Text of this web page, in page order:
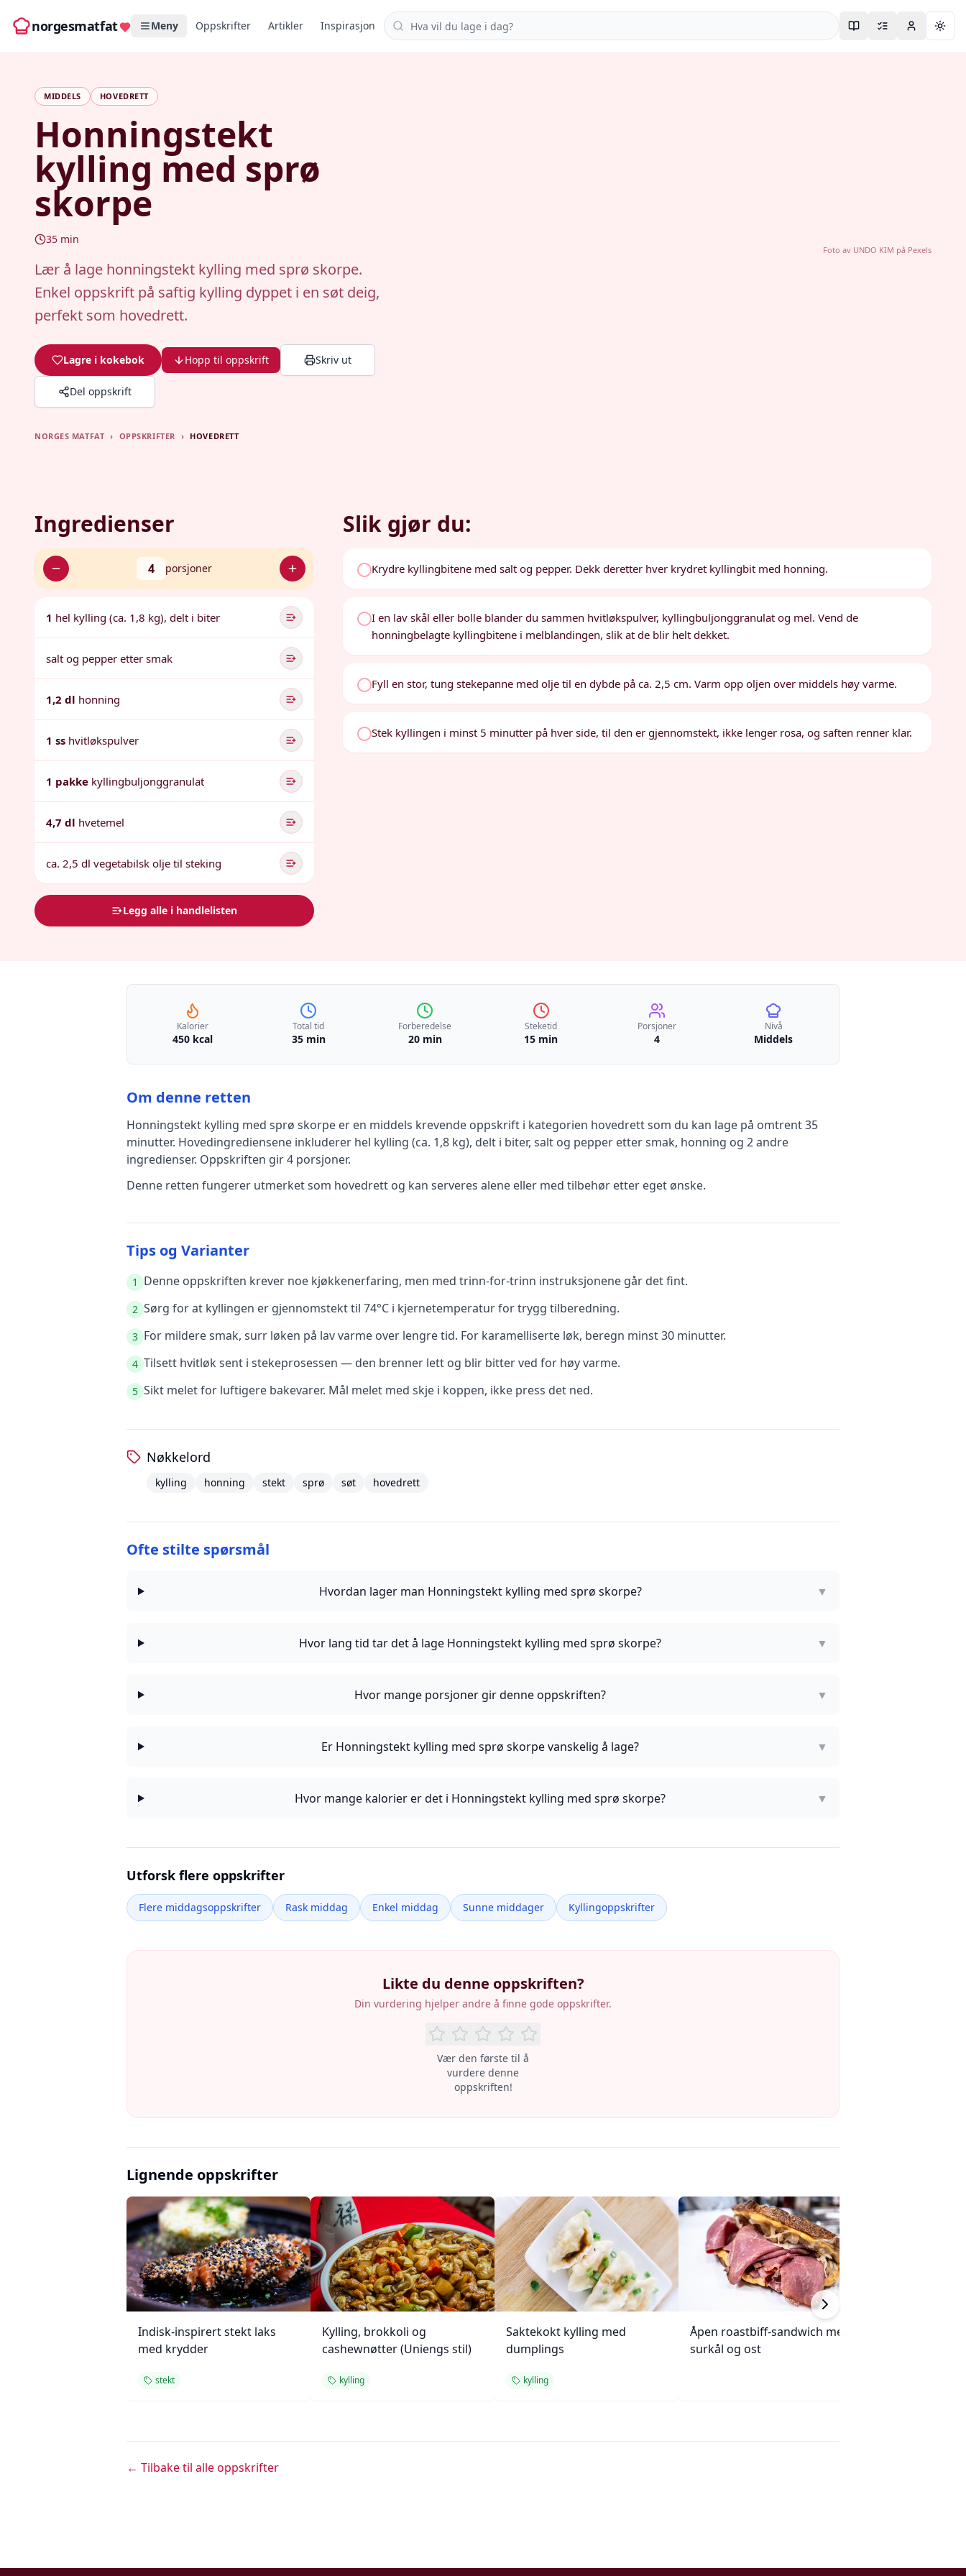
norgesmatfat Meny Oppskrifter Artikler Inspirasjon Søk i oppskrifter
MIDDELS HOVEDRETT
Honningstekt
kylling med sprø
skorpe
35 min
Lær å lage honningstekt kylling med sprø skorpe.
Enkel oppskrift på saftig kylling dyppet i en søt deig,
perfekt som hovedrett.
Lagre i kokebok Hopp til oppskrift Skriv ut
Del oppskrift
Foto av UNDO KIM på Pexels
NORGES MATFAT › OPPSKRIFTER › HOVEDRETT
Ingredienser
4 porsjoner
1 hel kylling (ca. 1,8 kg), delt i biter
salt og pepper etter smak
1,2 dl honning
1 ss hvitløkspulver
1 pakke kyllingbuljonggranulat
4,7 dl hvetemel
ca. 2,5 dl vegetabilsk olje til steking
Legg alle i handlelisten
Slik gjør du:
Krydre kyllingbitene med salt og pepper. Dekk deretter hver krydret kyllingbit med honning.
I en lav skål eller bolle blander du sammen hvitløkspulver, kyllingbuljonggranulat og mel. Vend de
honningbelagte kyllingbitene i melblandingen, slik at de blir helt dekket.
Fyll en stor, tung stekepanne med olje til en dybde på ca. 2,5 cm. Varm opp oljen over middels høy varme.
Stek kyllingen i minst 5 minutter på hver side, til den er gjennomstekt, ikke lenger rosa, og saften renner klar.
Kalorier
450 kcal
Total tid
35 min
Forberedelse
20 min
Steketid
15 min
Porsjoner
4
Nivå
Middels
Om denne retten
Honningstekt kylling med sprø skorpe er en middels krevende oppskrift i kategorien hovedrettsom du kan lage på omtrent 35
minutter. Hovedingrediensene inkluderer hel kylling (ca. 1,8 kg), delt i biter, salt og pepper etter smak, honning og 2 andre
ingredienser. Oppskriften gir4 porsjoner.
Denne retten fungerer utmerket som hovedrett og kan serveres alene eller med tilbehør etter eget ønske.
Tips og Varianter
1 Denne oppskriften krever noe kjøkkenerfaring, men med trinn-for-trinn instruksjonene går det fint.
2 Sørg for at kyllingen er gjennomstekt til 74°C i kjernetemperatur for trygg tilberedning.
3 For mildere smak, surr løken på lav varme over lengre tid. For karamelliserte løk, beregn minst 30 minutter.
4 Tilsett hvitløk sent i stekeprosessen — den brenner lett og blir bitter ved for høy varme.
5 Sikt melet for luftigere bakevarer. Mål melet med skje i koppen, ikke press det ned.
Nøkkelord
kylling honning stekt sprø søt hovedrett
Ofte stilte spørsmål
Hvordan lager man Honningstekt kylling med sprø skorpe? ▼
Hvor lang tid tar det å lage Honningstekt kylling med sprø skorpe? ▼
Hvor mange porsjoner gir denne oppskriften? ▼
Er Honningstekt kylling med sprø skorpe vanskelig å lage? ▼
Hvor mange kalorier er det i Honningstekt kylling med sprø skorpe? ▼
Utforsk flere oppskrifter
Flere middagsoppskrifter Rask middag Enkel middag Sunne middager Kyllingoppskrifter
Likte du denne oppskriften?
Din vurdering hjelper andre å finne gode oppskrifter.
Vær den første til å
vurdere denne
oppskriften!
Lignende oppskrifter
Indisk-inspirert stekt laks
med krydder
stekt
Kylling, brokkoli og
cashewnøtter (Uniengs stil)
kylling
Saktekokt kylling med
dumplings
kylling
Åpen roastbiff-sandwich med
surkål og ost
← Tilbake til alle oppskrifter